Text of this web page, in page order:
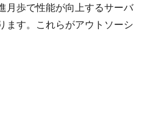
月歩で性能が向上するサーバ
ます。これらがアウトソーシ